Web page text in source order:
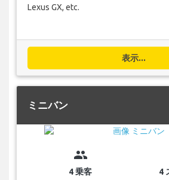
Lexus GX, etc.
表示...
ミニバン
group
4 乗客
4